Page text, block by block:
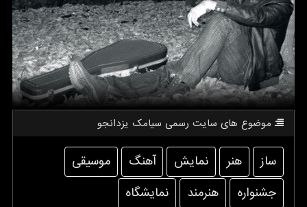
موضوع های سایت رسمی سیامك یزدانجو
ساز هنر نمایش آهنگ
موسیقی
جشنواره
هنرمند نمایشگاه